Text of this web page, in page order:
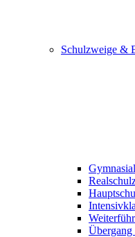
Schulzweige &
Übergang